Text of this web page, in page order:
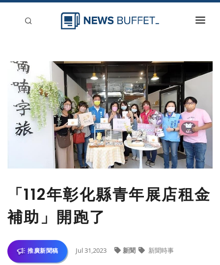
新聞稿分類
登入
刊登
「112年彰化縣青年展店租金
補助」開跑了
推廣新聞稿 Jul 31,2023 新聞 新聞時事